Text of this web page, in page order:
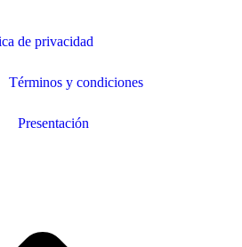
de privacidad
Términos y condiciones
Presentación